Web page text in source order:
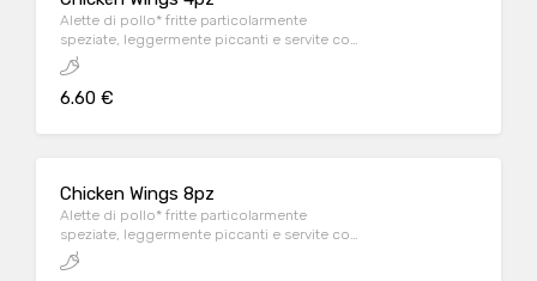
Alette di pollo* fritte particolarmente
speziate, leggermente piccanti e servite con
salsa OWW
6.60 €
Chicken Wings 8pz
Alette di pollo* fritte particolarmente
speziate, leggermente piccanti e servite con
salsa OWW